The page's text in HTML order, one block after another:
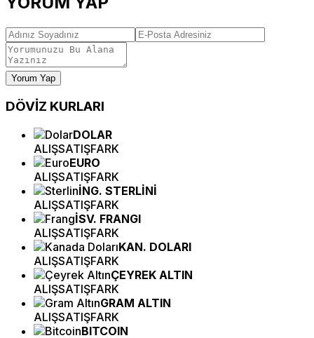
Yorum Yap
DÖVİZ KURLARI
DOLAR
ALIŞSATIŞFARK
EURO
ALIŞSATIŞFARK
İNG. STERLİNİ
ALIŞSATIŞFARK
İSV. FRANGI
ALIŞSATIŞFARK
KAN. DOLARI
ALIŞSATIŞFARK
ÇEYREK ALTIN
ALIŞSATIŞFARK
GRAM ALTIN
ALIŞSATIŞFARK
BITCOIN